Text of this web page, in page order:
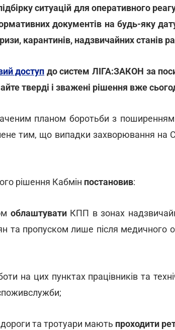
ситуацій для оперативного
документів на будь-яку
карантинів, надзвичайних станів
доступ до систем ЛІГА:ЗАКОН за
тверді і зважені рішення вже
планом боротьби з поширенням
тим, що випадки захворювання на
рішення Кабмін постановив:
облаштувати КПП в зонах
та пропуском лише після медичного
на цих пунктах працівників та
та тротуари мають проходити